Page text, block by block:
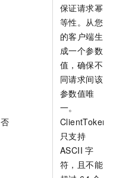
否
保证请求幂
等性。从您
的客户端生
成一个参数
值，确保不
同请求间该
参数值唯
一。
ClientToken
只支持
ASCII 字
符，且不能